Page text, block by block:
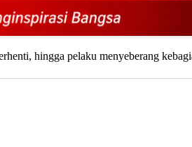
hingga pelaku menyeberang